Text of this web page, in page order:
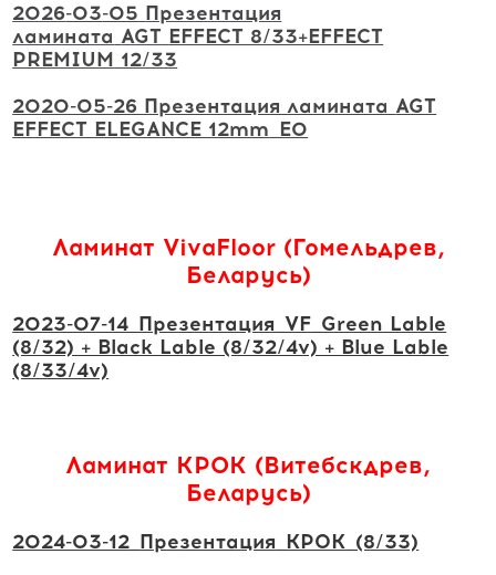
2026-03-05 Презентация
ламината AGT EFFECT 8/33+EFFECT
PREMIUM 12/33
2020-05-26 Презентация ламината AGT
EFFECT ELEGANCE 12mm _E0
Ламинат VivaFloor (Гомельдрев,
Беларусь)
2023-07-14_Презентация_VF_Green Lable
(8/32) + Black Lable (8/32/4v) + Blue Lable
(8/33/4v)
Ламинат КРОК (Витебскдрев,
Беларусь)
2024-03-12_Презентация_КРОК_(8/33)